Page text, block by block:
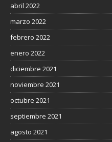
abril 2022
marzo 2022
febrero 2022
enero 2022
diciembre 2021
noviembre 2021
octubre 2021
septiembre 2021
agosto 2021